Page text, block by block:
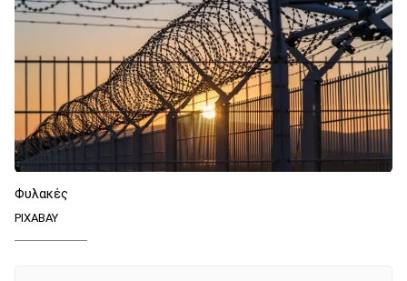
Φυλακές
PIXABAY